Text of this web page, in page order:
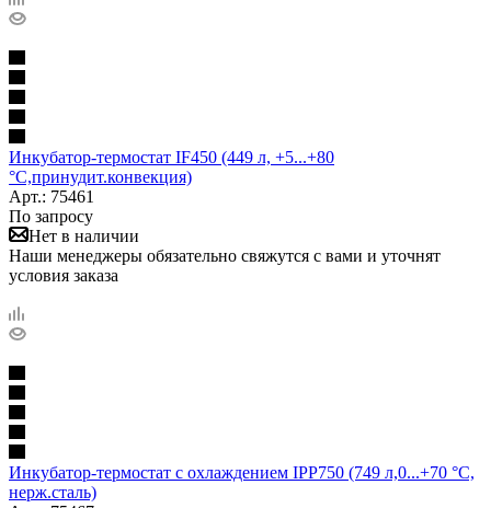
Инкубатор-термостат IF450 (449 л, +5...+80
°С,принудит.конвекция)
Арт.: 75461
По запросу
Нет в наличии
Наши менеджеры обязательно свяжутся с вами и уточнят
условия заказа
Инкубатор-термостат с охлаждением IPP750 (749 л,0...+70 °С,
нерж.сталь)